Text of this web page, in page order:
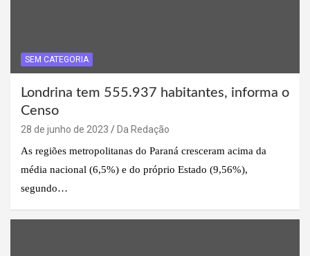
SEM CATEGORIA
Londrina tem 555.937 habitantes, informa o
Censo
28 de junho de 2023
Da Redação
As regiões metropolitanas do Paraná cresceram acima da
média nacional (6,5%) e do próprio Estado (9,56%),
segundo…